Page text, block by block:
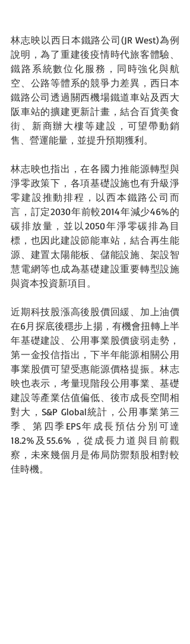
林志映以西日本鐵路公司(JR West)為例
說明，為了重建後疫情時代旅客體驗、
鐵路系統數位化服務，同時強化與航
空、公路等體系的競爭力差異，西日本
鐵路公司透過關西機場鐵道車站及西大
阪車站的擴建更新計畫，結合百貨美食
街、新商辦大樓等建設，可望帶動銷
售、營運能量，並提升預期獲利。
林志映也指出，在各國力推能源轉型與
淨零政策下，各項基礎設施也有升級淨
零建設推動排程，以西本鐵路公司而
言，訂定2030年前較2014年減少46%的
碳排放量，並以2050年淨零碳排為目
標，也因此建設節能車站，結合再生能
源、建置太陽能板、儲能設施、架設智
慧電網等也成為基礎建設重要轉型設施
與資本投資新項目。
近期科技股漲高後股價回緩、加上油價
在6月探底後穩步上揚，有機會扭轉上半
年基礎建設、公用事業股價疲弱走勢，
第一金投信指出，下半年能源相關公用
事業股價可望受惠能源價格提振。林志
映也表示，考量現階段公用事業、基礎
建設等產業估值偏低、後市成長空間相
對大，S&P Global統計，公用事業第三
季、第四季EPS年成長預估分別可達
18.2%及55.6%，從成長力道與目前觀
察，未來幾個月是佈局防禦類股相對較
佳時機。